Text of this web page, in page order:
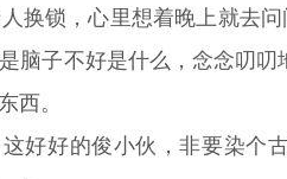
换锁，心里想着晚上就去
脑子不好是什么，念念叨
西。
好好的俊小伙，非要染个